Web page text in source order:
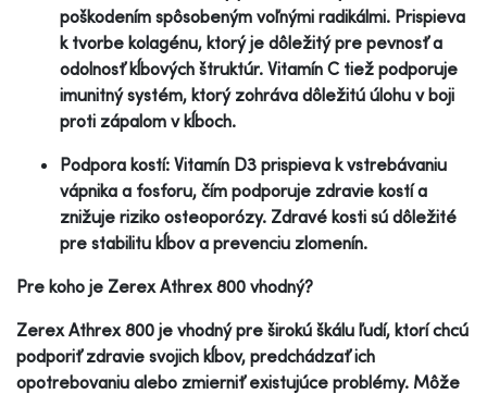
poškodením spôsobeným voľnými radikálmi. Prispieva
k tvorbe kolagénu, ktorý je dôležitý pre pevnosť a
odolnosť kĺbových štruktúr. Vitamín C tiež podporuje
imunitný systém, ktorý zohráva dôležitú úlohu v boji
proti zápalom v kĺboch.
Podpora kostí: Vitamín D3 prispieva k vstrebávaniu
vápnika a fosforu, čím podporuje zdravie kostí a
znižuje riziko osteoporózy. Zdravé kosti sú dôležité
pre stabilitu kĺbov a prevenciu zlomenín.
Pre koho je Zerex Athrex 800 vhodný?
Zerex Athrex 800 je vhodný pre širokú škálu ľudí, ktorí chcú
podporiť zdravie svojich kĺbov, predchádzať ich
opotrebovaniu alebo zmierniť existujúce problémy. Môže